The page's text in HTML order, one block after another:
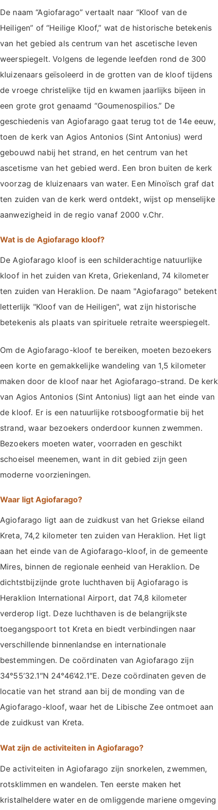
De naam “Agiofarago” vertaalt naar “Kloof van de
Heiligen” of “Heilige Kloof,” wat de historische betekenis
van het gebied als centrum van het ascetische leven
weerspiegelt. Volgens de legende leefden rond de 300
kluizenaars geïsoleerd in de grotten van de kloof tijdens
de vroege christelijke tijd en kwamen jaarlijks bijeen in
een grote grot genaamd “Goumenospilios.” De
geschiedenis van Agiofarago gaat terug tot de 14e eeuw,
toen de kerk van Agios Antonios (Sint Antonius) werd
gebouwd nabij het strand, en het centrum van het
ascetisme van het gebied werd. Een bron buiten de kerk
voorzag de kluizenaars van water. Een Minoïsch graf dat
ten zuiden van de kerk werd ontdekt, wijst op menselijke
aanwezigheid in de regio vanaf 2000 v.Chr.
Wat is de Agiofarago kloof?
De Agiofarago kloof is een schilderachtige natuurlijke
kloof in het zuiden van Kreta, Griekenland, 74 kilometer
ten zuiden van Heraklion. De naam "Agiofarago" betekent
letterlijk "Kloof van de Heiligen", wat zijn historische
betekenis als plaats van spirituele retraite weerspiegelt.
Om de Agiofarago-kloof te bereiken, moeten bezoekers
een korte en gemakkelijke wandeling van 1,5 kilometer
maken door de kloof naar het Agiofarago-strand. De kerk
van Agios Antonios (Sint Antonius) ligt aan het einde van
de kloof. Er is een natuurlijke rotsboogformatie bij het
strand, waar bezoekers onderdoor kunnen zwemmen.
Bezoekers moeten water, voorraden en geschikt
schoeisel meenemen, want in dit gebied zijn geen
moderne voorzieningen.
Waar ligt Agiofarago?
Agiofarago ligt aan de zuidkust van het Griekse eiland
Kreta, 74,2 kilometer ten zuiden van Heraklion. Het ligt
aan het einde van de Agiofarago-kloof, in de gemeente
Mires, binnen de regionale eenheid van Heraklion. De
dichtstbijzijnde grote luchthaven bij Agiofarago is
Heraklion International Airport, dat 74,8 kilometer
verderop ligt. Deze luchthaven is de belangrijkste
toegangspoort tot Kreta en biedt verbindingen naar
verschillende binnenlandse en internationale
bestemmingen. De coördinaten van Agiofarago zijn
34°55’32.1″N 24°46’42.1″E. Deze coördinaten geven de
locatie van het strand aan bij de monding van de
Agiofarago-kloof, waar het de Libische Zee ontmoet aan
de zuidkust van Kreta.
Wat zijn de activiteiten in Agiofarago?
De activiteiten in Agiofarago zijn snorkelen, zwemmen,
rotsklimmen en wandelen. Ten eerste maken het
kristalheldere water en de omliggende mariene omgeving